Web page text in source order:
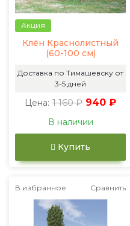
Акция
Клён Краснолистный
(60-100 см)
Доставка по Тимашевску от
3-5 дней
Цена: 1 160 ₽ 940 ₽
В наличии
Купить
В избранное Сравнить